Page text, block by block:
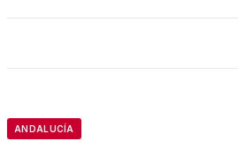
ANDALUCÍA